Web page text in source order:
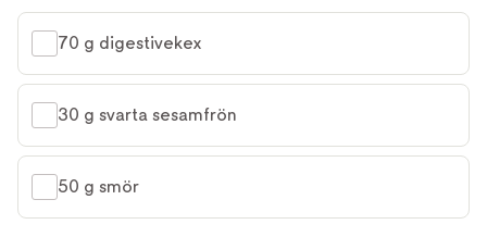
70 g digestivekex
30 g svarta sesamfrön
50 g smör